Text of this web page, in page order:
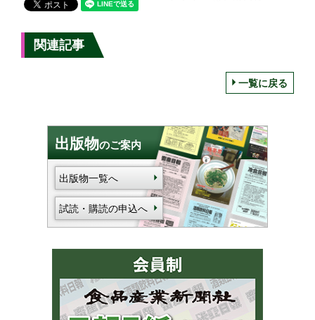
関連記事
一覧に戻る
出版物のご案内
出版物一覧へ
試読・購読の申込へ